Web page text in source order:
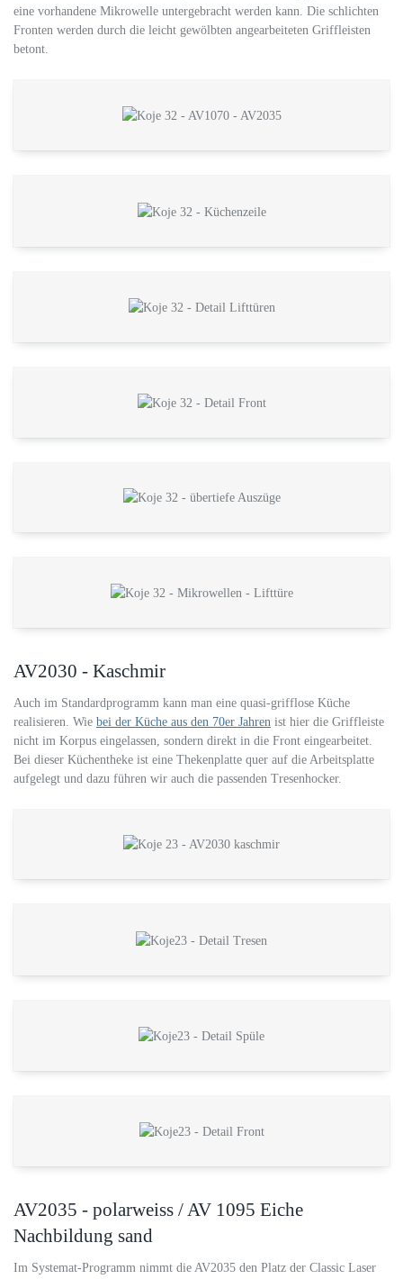
eine vorhandene Mikrowelle untergebracht werden kann. Die schlichten
Fronten werden durch die leicht gewölbten angearbeiteten Griffleisten
betont.
AV2030 - Kaschmir
Auch im Standardprogramm kann man eine quasi-grifflose Küche
realisieren. Wie bei der Küche aus den 70er Jahren ist hier die Griffleiste
nicht im Korpus eingelassen, sondern direkt in die Front eingearbeitet.
Bei dieser Küchentheke ist eine Thekenplatte quer auf die Arbeitsplatte
aufgelegt und dazu führen wir auch die passenden Tresenhocker.
AV2035 - polarweiss / AV 1095 Eiche
Nachbildung sand
Im Systemat-Programm nimmt die AV2035 den Platz der Classic Laser